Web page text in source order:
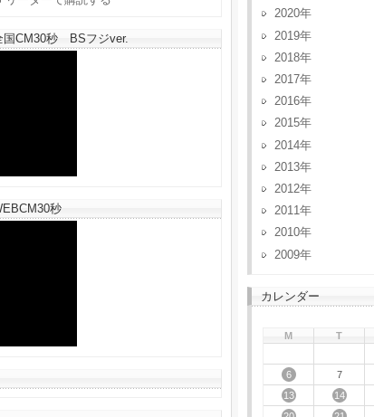
CM30秒 BSフジver.
秒
2020
2019
2018
2017
2016
2015
2014
2013
2012
2011
2010
2009
カレンダー
M
T
6
7
13
14